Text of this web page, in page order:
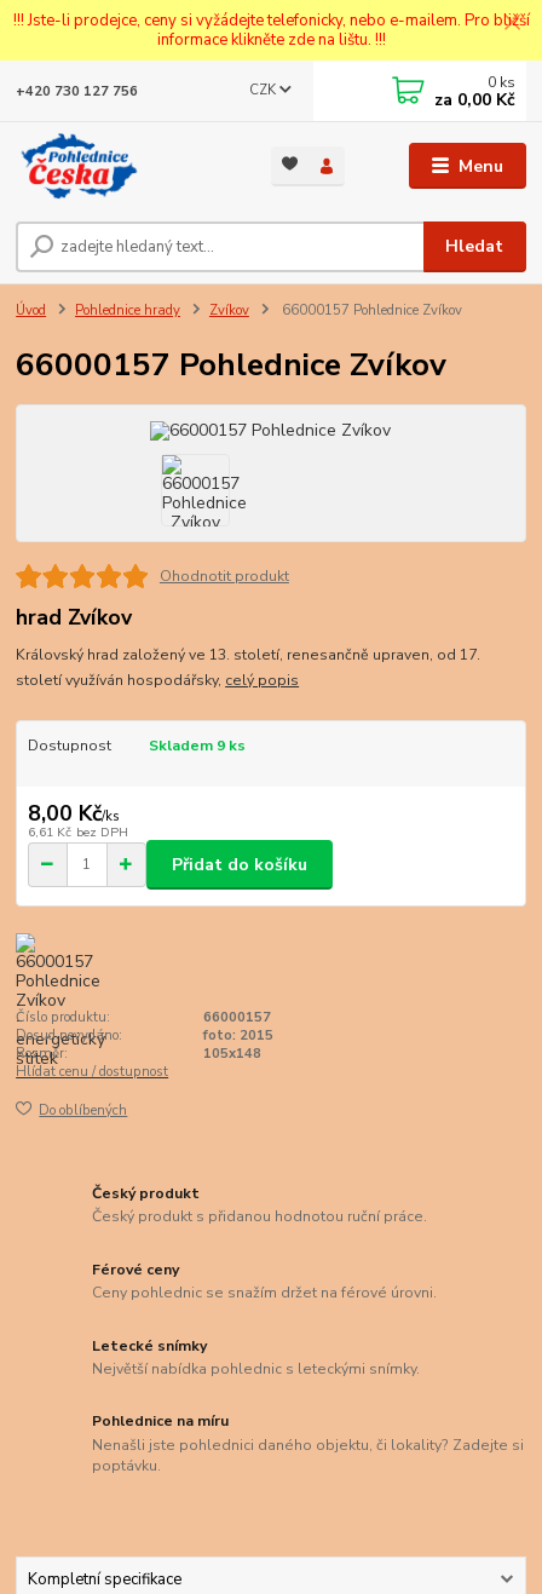
!!! Jste-li prodejce, ceny si vyžádejte telefonicky, nebo e-mailem. Pro bližší
informace klikněte zde na lištu. !!!
Menu
CZK
Hledat
+420 730 127 756 0 ks
za 0,00 Kč
Úvod Pohlednice hrady Zvíkov 66000157 Pohlednice Zvíkov
66000157 Pohlednice Zvíkov
Ohodnotit produkt
hrad Zvíkov
Královský hrad založený ve 13. století, renesančně upraven, od 17.
století využíván hospodářsky, celý popis
Dostupnost Skladem 9 ks
8,00 Kč/ks
6,61 Kč bez DPH
Přidat do košíku
Číslo produktu:
66000157
Dosud nevydáno:
foto: 2015
Rozměr:
105x148
Hlídat cenu / dostupnost
Do oblíbených
Český produkt
Český produkt s přidanou hodnotou ruční práce.
Férové ceny
Ceny pohlednic se snažím držet na férové úrovni.
Letecké snímky
Největší nabídka pohlednic s leteckými snímky.
Pohlednice na míru
Nenašli jste pohlednici daného objektu, či lokality? Zadejte si
poptávku.
Kompletní specifikace